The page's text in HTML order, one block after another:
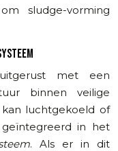
sludge-vorming
met een
binnen veilige
luchtgekoeld of
in het
. Als er in dit